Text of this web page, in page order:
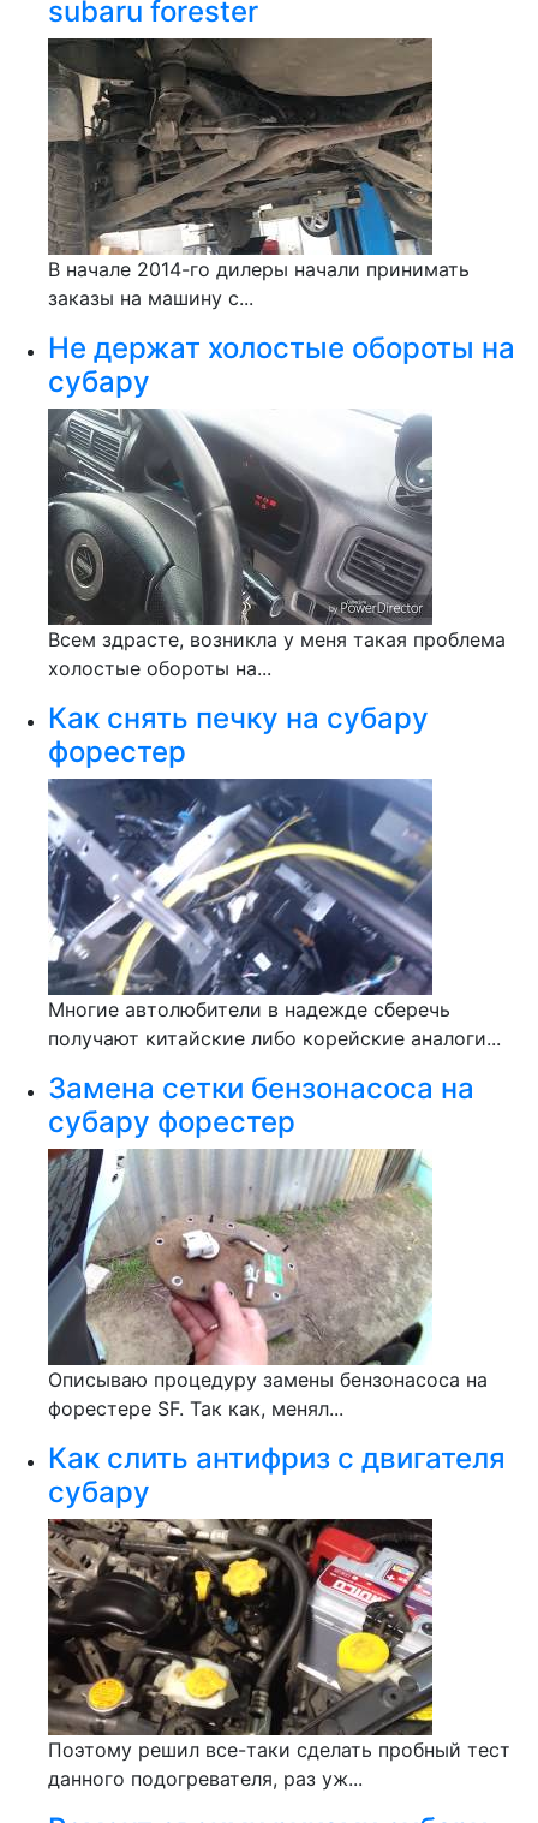
subaru forester
В начале 2014-го дилеры начали принимать
заказы на машину с...
Не держат холостые обороты на
субару
Всем здрасте, возникла у меня такая проблема
холостые обороты на...
Как снять печку на субару
форестер
Многие автолюбители в надежде сберечь
получают китайские либо корейские аналоги...
Замена сетки бензонасоса на
субару форестер
Описываю процедуру замены бензонасоса на
форестере SF. Так как, менял...
Как слить антифриз с двигателя
субару
Поэтому решил все-таки сделать пробный тест
данного подогревателя, раз уж...